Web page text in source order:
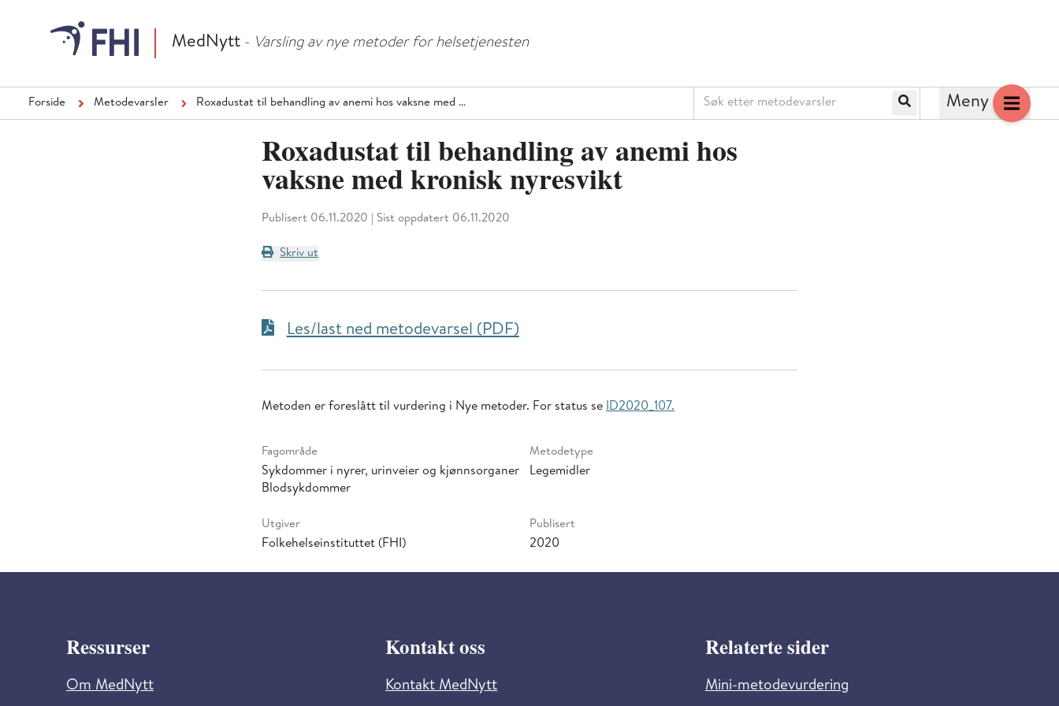
MedNytt - Varsling av nye metoder for helsetjenesten
Forside Metodevarsler Roxadustat til behandling av anemi hos vaksne med …
Søk etter metodevarsler
Søk Meny
Roxadustat til behandling av anemi hos
vaksne med kronisk nyresvikt
Publisert 06.11.2020 Sist oppdatert 06.11.2020
Skriv ut
Les/last ned metodevarsel (PDF)
Metoden er foreslått til vurdering i Nye metoder. For status se ID2020_107.
Fagområde
Sykdommer i nyrer, urinveier og kjønnsorganer
Blodsykdommer
Metodetype
Legemidler
Utgiver
Folkehelseinstituttet (FHI)
Publisert
2020
Ressurser
Om MedNytt
Kontakt oss
Kontakt MedNytt
Relaterte sider
Mini-metodevurdering